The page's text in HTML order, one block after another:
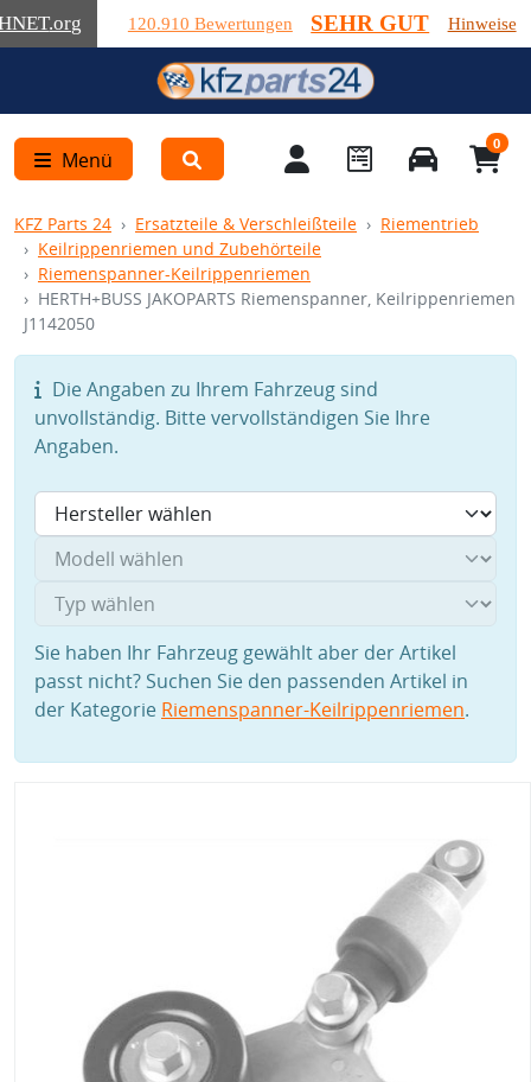
.org 120.910 Bewertungen SEHR GUT Hinweise
Menü
0
KFZ Parts 24 Ersatzteile & Verschleißteile
Riementrieb
Keilrippenriemen und Zubehörteile
Riemenspanner-Keilrippenriemen
HERTH+BUSS JAKOPARTS Riemenspanner, Keilrippenriemen
J1142050
Die Angaben zu Ihrem Fahrzeug sind
unvollständig. Bitte vervollständigen Sie Ihre
Angaben.
Sie haben Ihr Fahrzeug gewählt aber der Artikel
passt nicht? Suchen Sie den passenden Artikel in
der Kategorie Riemenspanner-Keilrippenriemen.